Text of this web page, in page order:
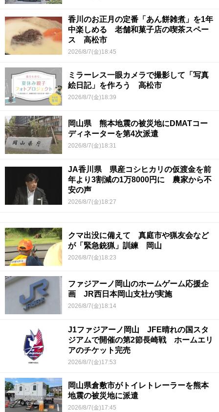
香川のお正月の定番「あん餅雑煮」を1年
中楽しめる 老舗和菓子店の喫茶スペー
ス 高松市
2026/8/7(金)18:45
ミラーレス一眼カメラで撮影して「写真
絵日記」を作ろう 高松市
2026/8/7(金)18:39
岡山県 熊本地震の被災地にDMATコー
ディネーターを第4次派遣
2026/8/7(金)18:31
JA香川県 県産コシヒカリの仮渡金を前
年より3割減の1万8000円に 農家から不
安の声
2026/8/7(金)18:27
クマ出没に備えて 真庭市や猟友会など
が「緊急銃猟」訓練 岡山
2026/8/7(金)18:23
ファジアーノ岡山のホームゲーム応援企
画 JR西日本岡山支社が実施
2026/8/7(金)18:14
J1ファジアーノ岡山 JFE晴れの国スタ
ジアムで開催の第2節長崎戦 ホームエリ
アのチケット完売
2026/8/7(金)17:53
岡山県倉敷市がトイレトレーラーを熊本
地震の被災地に派遣
2026/8/7(金)17:45